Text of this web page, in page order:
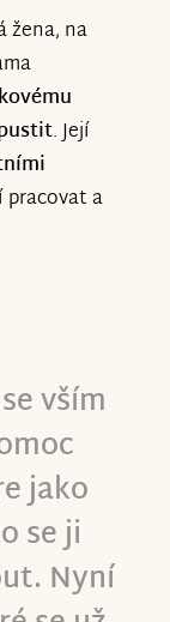
žena, na
. Její
a
vším
jako
se ji
Nyní